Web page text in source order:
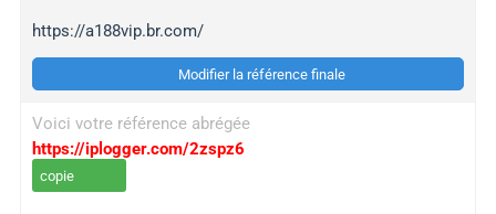
https://a188vip.br.com/
Modifier la référence finale
Voici votre référence abrégée
https://iplogger.com/2zspz6
copie